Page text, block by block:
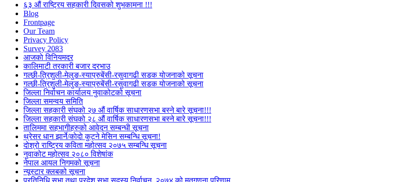
६३ औं राष्ट्रिय सहकारी दिवसको शुभकामना !!!
Blog
Frontpage
Our Team
Privacy Policy
Survey 2083
आजकाे विनियमदर
कालिमाटी तरकारी बजार दरभाउ
गल्छी-त्रिशुली-मेलुङ-स्याप्रुबेंसी-रसुवागढी सडक योजनाको सूचना
गल्छी-त्रिशुली-मेलुङ-स्याप्रुबेंसी-रसुवागढी सडक योजनाको सूचना
जिल्ला निर्वाचन कार्यालय नुवाकोटको सूचना
जिल्ला समन्वय समिति
जिल्ला सहकारी संघको २७ औं वार्षिक साधारणसभा बस्ने बारे सूचना!!!
जिल्ला सहकारी संघको २८ औं वार्षिक साधारणसभा बस्ने बारे सूचना!!!
तालिममा सहभागीहरुको आवेदन सम्बन्धी सूचना
थ्रेसर धान झार्ने/काेदाे कुट्ने मेसिन सम्बन्धि सूचना!
दोश्रो राष्ट्रिय कविता महोत्सव २०७५ सम्बन्धि सूचना
नुवाकोट महोत्सव २०८० विशेषांक
नेपाल आयल निगमको सूचना
न्यूस्टार क्लबको सूचना